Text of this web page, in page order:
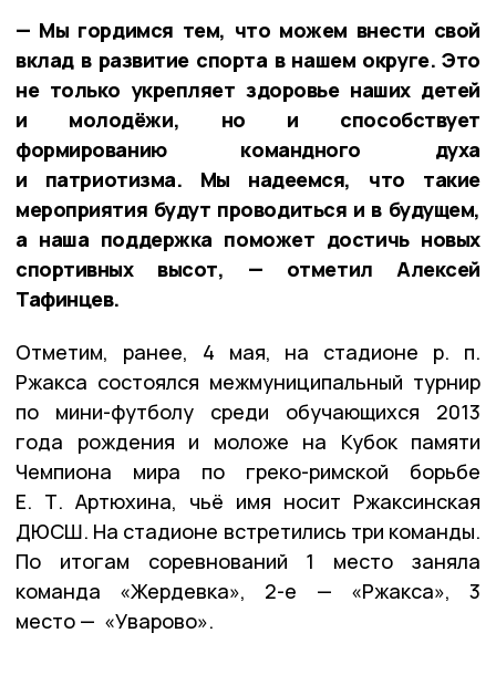
— Мы гордимся тем, что можем внести свой
вклад в развитие спорта в нашем округе. Это
не только укрепляет здоровье наших детей
и молодёжи, но и способствует
формированию командного духа
и патриотизма. Мы надеемся, что такие
мероприятия будут проводиться и в будущем,
а наша поддержка поможет достичь новых
спортивных высот, — отметил Алексей
Тафинцев.
Отметим, ранее, 4 мая, на стадионе р. п.
Ржакса состоялся межмуниципальный турнир
по мини-футболу среди обучающихся 2013
года рождения и моложе на Кубок памяти
Чемпиона мира по греко-римской борьбе
Е. Т. Артюхина, чьё имя носит Ржаксинская
ДЮСШ. На стадионе встретились три команды.
По итогам соревнований 1 место заняла
команда «Жердевка», 2-е — «Ржакса», 3
место — «Уварово».